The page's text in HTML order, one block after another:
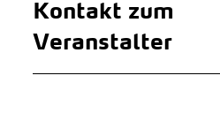
Kontakt zum
Veranstalter